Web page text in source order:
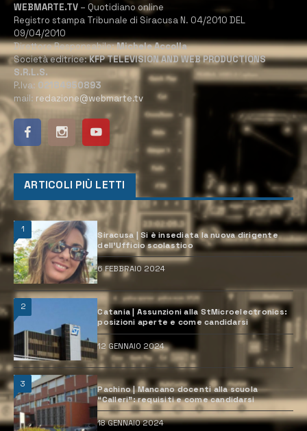
WEBMARTE.TV – Quotidiano online
Registro stampa Tribunale di Siracusa N. 04/2010 DEL
09/04/2010
Direttore Responsabile:Michele Accolla
Società editrice:KFP TELEVISION AND WEB PRODUCTIONS
S.R.L.S.
P.Iva: 02184950893
mail: redazione@webmarte.tv
ARTICOLI PIÙ LETTI
1
Siracusa | Si è insediata la nuova dirigente
dell’Ufficio scolastico
6 FEBBRAIO 2024
2
Catania | Assunzioni alla StMicroelectronics:
posizioni aperte e come candidarsi
12 GENNAIO 2024
3
Pachino | Mancano docenti alla scuola
“Calleri”: requisiti e come candidarsi
18 GENNAIO 2024